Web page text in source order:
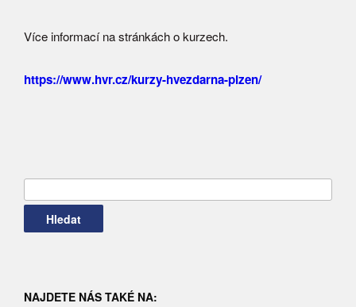
Více informací na stránkách o kurzech.
https://www.hvr.cz/kurzy-hvezdarna-plzen/
NAJDETE NÁS TAKÉ NA: